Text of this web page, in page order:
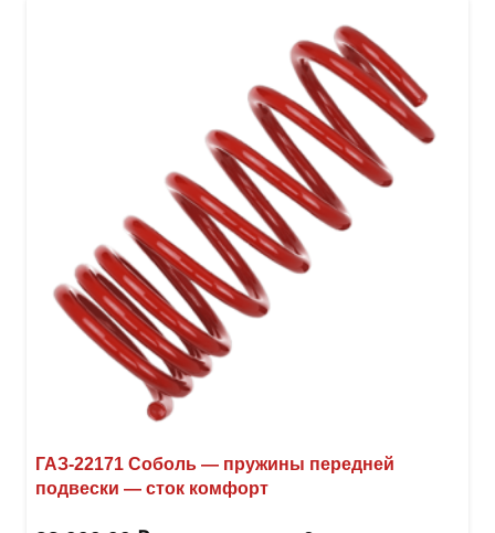
ГАЗ-22171 Соболь — пружины передней
подвески — сток комфорт